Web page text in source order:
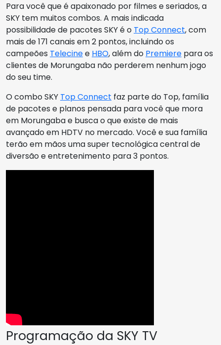
Para você que é apaixonado por filmes e seriados, a
SKY tem muitos combos. A mais indicada
possibilidade de pacotes SKY é o Top Connect, com
mais de 171 canais em 2 pontos, incluindo os
campeões Telecinee HBO, além do Premiere para os
clientes de Morungaba não perderem nenhum jogo
do seu time.
O combo SKY Top Connect faz parte do Top, família
de pacotes e planos pensada para você que mora
em Morungaba e busca o que existe de mais
avançado em HDTV no mercado. Você e sua família
terão em mãos uma super tecnológica central de
diversão e entretenimento para 3 pontos.
Programação da SKY TV